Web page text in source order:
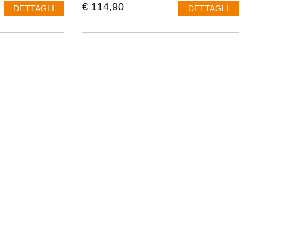
DETTAGLI € 114,90 DETTAGLI